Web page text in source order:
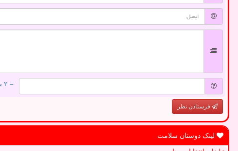
= ۲ بعلاوه ۴
فرستادن نظر
لینک دوستان سلامت